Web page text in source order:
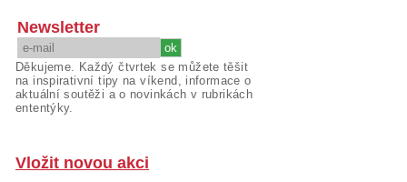
Newsletter
Děkujeme. Každý čtvrtek se můžete těšit
na inspirativní tipy na víkend, informace o
aktuální soutěži a o novinkách v rubrikách
ententýky.
Vložit novou akci